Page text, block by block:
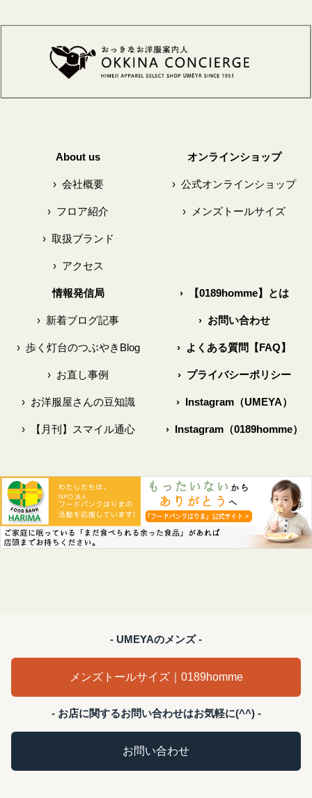
About us
›会社概要
› フロア紹介
›取扱ブランド
›アクセス
オンラインショップ
› 公式オンラインショップ
› メンズトールサイズ
情報発信局
› 新着ブログ記事
›歩く灯台のつぶやきBlog
› お直し事例
›お洋服屋さんの豆知識
›【月刊】スマイル通心
›【0189homme】とは
›お問い合わせ
› よくある質問【FAQ】
›プライバシーポリシー
›Instagram（UMEYA）
›Instagram（0189homme）
- UMEYAのメンズ -
メンズトールサイズ｜0189homme
- お店に関するお問い合わせはお気軽に(^^) -
お問い合わせ